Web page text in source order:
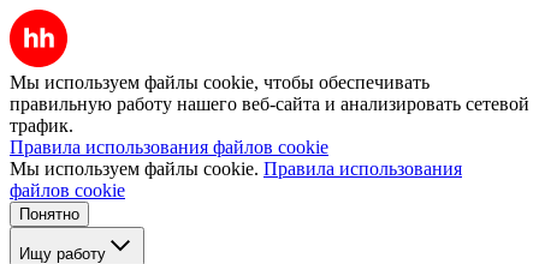
Мы используем файлы cookie, чтобы обеспечивать
правильную работу нашего веб-сайта и анализировать сетевой
трафик.
Правила использования файлов cookie
Мы используем файлы cookie. Правила использования
файлов cookie
Понятно
Ищу работу